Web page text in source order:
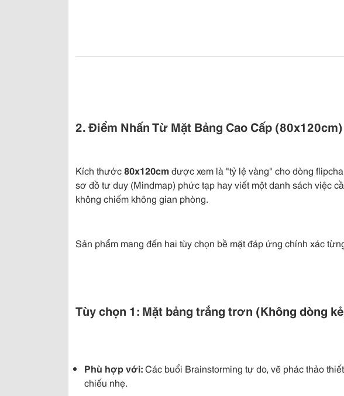
2. Điểm Nhấn Từ Mặt Bảng Cao Cấp (80x120cm)
Kích thước80x120cmđược xem là "tỷ lệ vàng" cho dòng
sơ đồ tư duy (Mindmap) phức tạp hay viết một danh sách việc
không chiếm không gian phòng.
Sản phẩm mang đến hai tùy chọn bề mặt đáp ứng chính xác
Tùy chọn 1: Mặt bảng trắng trơn (Không dòng
Phù hợp với:Các buổi Brainstorming tự do, vẽ phác thảo
chiếu nhẹ.